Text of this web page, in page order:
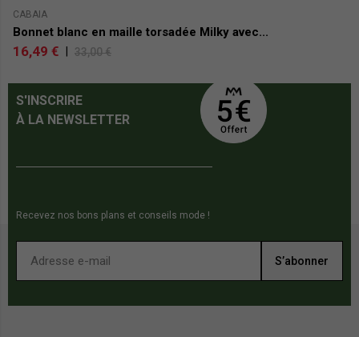
CABAIA
Bonnet blanc en maille torsadée Milky avec...
16,49 € | 33,00 €
S'INSCRIRE
À LA NEWSLETTER
Recevez nos bons plans et conseils mode !
S’abonner